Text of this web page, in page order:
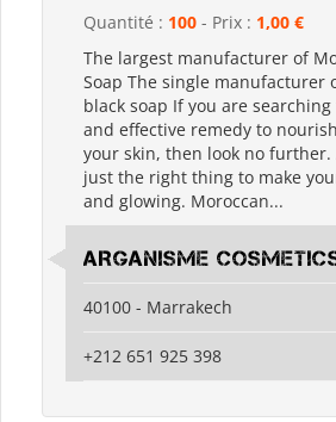
Quantité : 100 - Prix : 1,00 €
The largest manufacturer of
Soap The single manufacturer
black soap If you are
and effective remedy to
your skin, then look no further.
just the right thing to make
and glowing. Moroccan...
ARGANisme
40100 - Marrakech
+212 651 925 398